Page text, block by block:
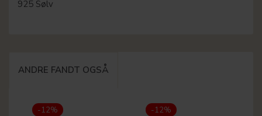
925 Sølv
ANDRE FANDT OGSÅ
-12% -12%